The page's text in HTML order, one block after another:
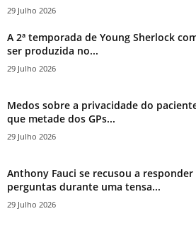
29 Julho 2026
A 2ª temporada de Young Sherlock
ser produzida no...
29 Julho 2026
Medos sobre a privacidade do
que metade dos GPs...
29 Julho 2026
Anthony Fauci se recusou a responder
perguntas durante uma tensa...
29 Julho 2026